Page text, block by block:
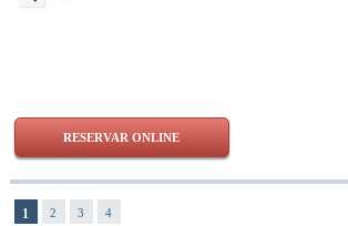
RESERVAR ONLINE
1 2 3 4